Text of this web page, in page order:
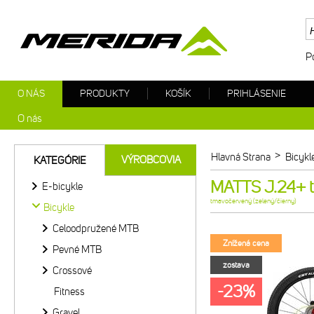
Hlavná Strana >
MATTS
tmavočervený (zelený/čierny)
Znížená cena
zostava
-23%
KATEGÓRIE VÝROBCOVIA
E-bicykle
Bicykle
Celoodpružené MTB
Pevné MTB
Crossové
Fitness
O NÁS
O nás
PRODUKTY KOŠÍK PRIHLÁSENIE